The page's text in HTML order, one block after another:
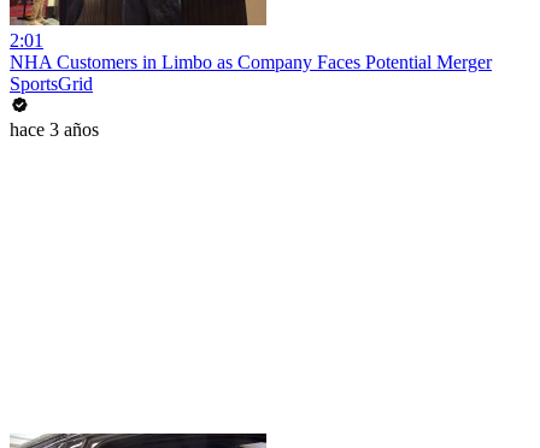
2:01
NHA Customers in Limbo as Company Faces Potential Merger
SportsGrid
hace 3 años